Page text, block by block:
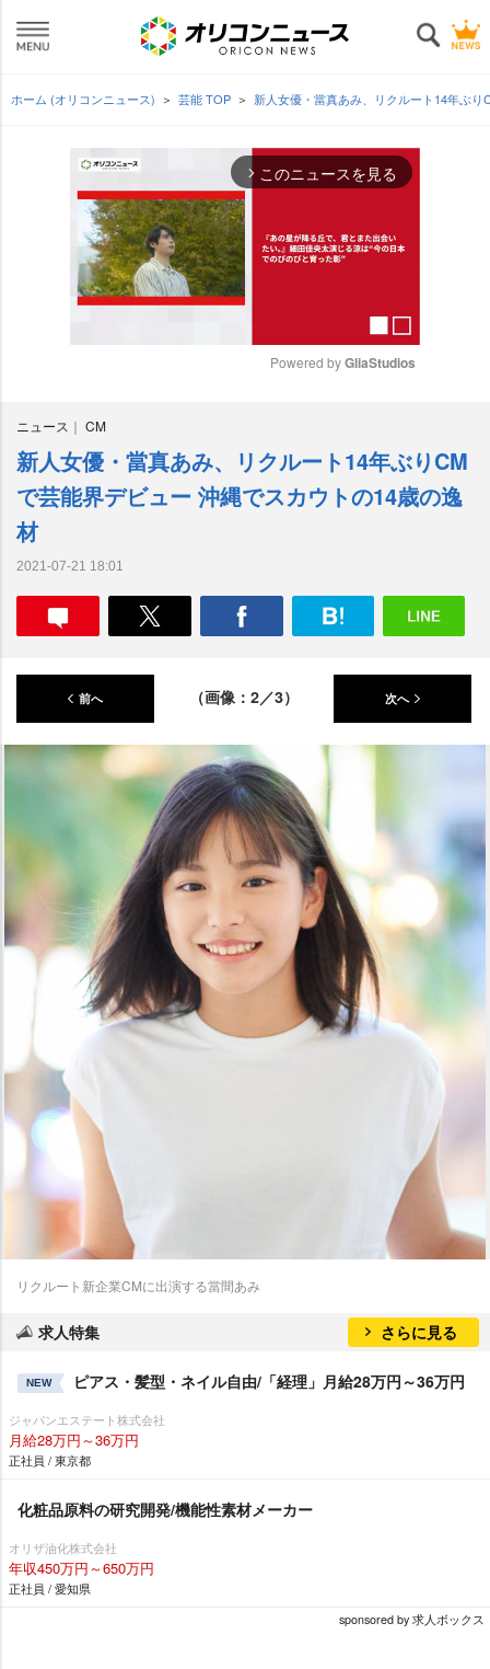
ホーム (オリコンニュース) 芸能 TOP 新人女優・當真あみ、リクルート14年ぶ
arrow_forward_ios このニュースを見る
e
Powered by GliaStudios
ニュース CM
新人女優・當真あみ、リクルート14年ぶりCM
で芸能界デビュー 沖縄でスカウトの14歳の逸
材
2021-07-21 18:01
前へ （画像：2／3） 次へ
リクルート新企業CMに出演する當間あみ
求人特集 さらに見る
NEW ピアス・髪型・ネイル自由/「経理」月給28万円～36万円
ジャパンエステート株式会社
月給28万円～36万円
正社員 / 東京都
化粧品原料の研究開発/機能性素材メーカー
オリザ油化株式会社
年収450万円～650万円
正社員 / 愛知県
sponsored by 求人ボックス